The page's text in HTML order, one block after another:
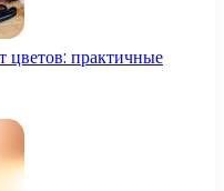
цветов: практичные